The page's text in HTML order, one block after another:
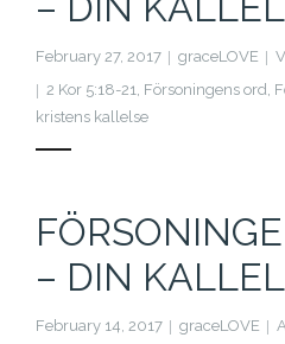
February 27, 2017 graceLOVE
2 Kor 5:18-21, Försoningens ord,
kristens kallelse
– DIN
February 14, 2017 graceLOVE